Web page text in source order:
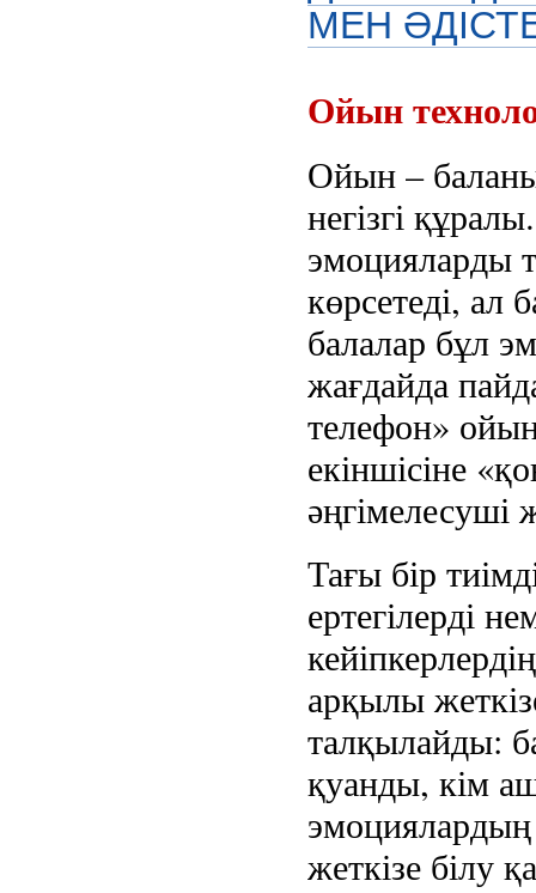
МЕН
Ойын
Ойын –
негізгі
эмоцияларды
көрсетеді, ал
балалар бұл
жағдайда
телефон»
екіншісіне
әңгімелесуші
Тағы бір
ертегілерді
арқылы
талқылайды:
қуанды, кім
эмоциялардың
жеткізе білу